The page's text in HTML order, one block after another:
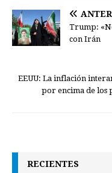
Trump:
con Irán
EEUU: La inflación
por encima de los
RECIENTES